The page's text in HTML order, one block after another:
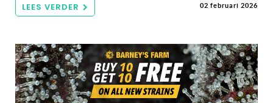
LEES VERDER 02 februari 2026